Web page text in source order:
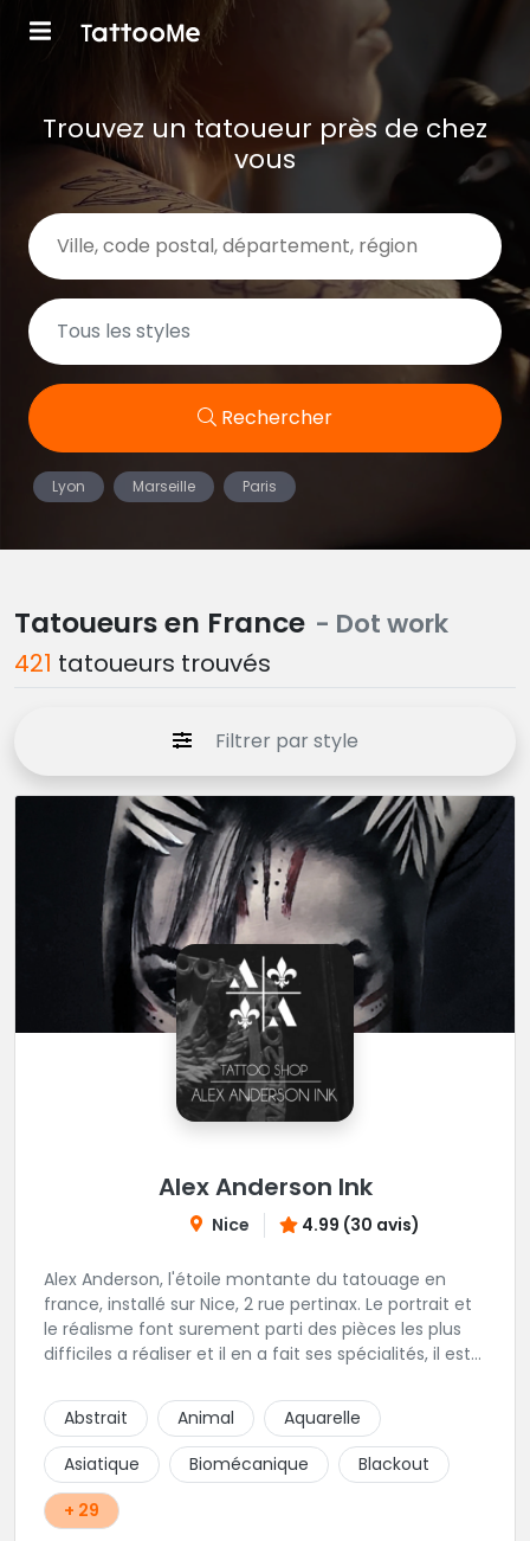
Trouvez un tatoueur près de chez
vous
Rechercher
Lyon Marseille Paris
Tatoueurs en France - Dot work
421 tatoueurs trouvés
Filtrer par style
Alex Anderson Ink
Nice 4.99 (30 avis)
Alex Anderson, l'étoile montante du tatouage en
france, installé sur Nice, 2 rue pertinax. Le portrait et
le réalisme font surement parti des pièces les plus
difficiles a réaliser et il en a fait ses spécialités, il est
religieux ou du chicanos. Romain son frère sera vous
combler par sa finesse pour des pièces comme le
mandala, l'ornemental ou la calligraphie pour le
bonheur des futurs tatoués. Il y a aussi Léa, Maureen,
Fat, Tom, Sento, Lily, des artistes hors normes. Il n'y a
qu'à regarder les pièces sélectionnées ici pour
Abstrait Animal
Aquarelle
Asiatique
Biomécanique
Blackout
+ 29